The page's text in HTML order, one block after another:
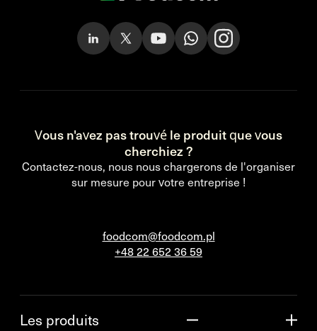
Vous n'avez pas trouvé le produit que vous
cherchiez ?
Contactez-nous, nous nous chargerons de l'organiser
sur mesure pour votre entreprise !
foodcom@foodcom.pl
+48 22 652 36 59
Les produits